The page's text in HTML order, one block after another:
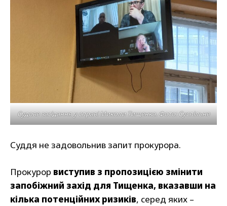
Судове засідання у справі Миколи Тищенка. Фото: Суспільне
Суддя не задовольнив запит прокурора.
Прокурор виступив з пропозицією змінити
запобіжний захід для Тищенка, вказавши на
кілька потенційних ризиків, серед яких –